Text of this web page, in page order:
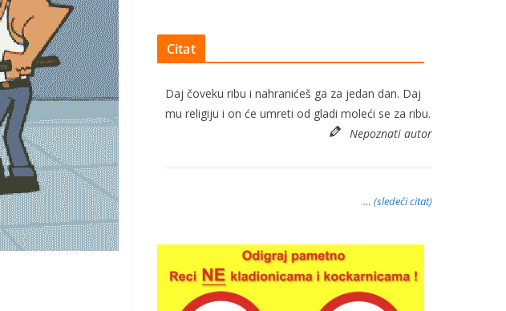
Citat
Daj čoveku ribu i nahranićeš ga za jedan dan. Daj
mu religiju i on će umreti od gladi moleći se za ribu.
Nepoznati autor
… (sledeći citat)